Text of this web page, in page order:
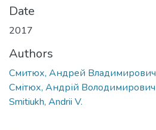
Date
2017
Authors
Смитюх, Андрей Владимирович
Смітюх, Андрій Володимирович
Smitiukh, Andrii V.